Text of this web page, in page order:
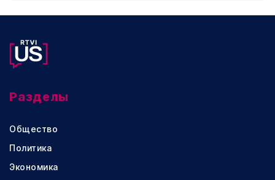
Разделы
Общество
Политика
Экономика